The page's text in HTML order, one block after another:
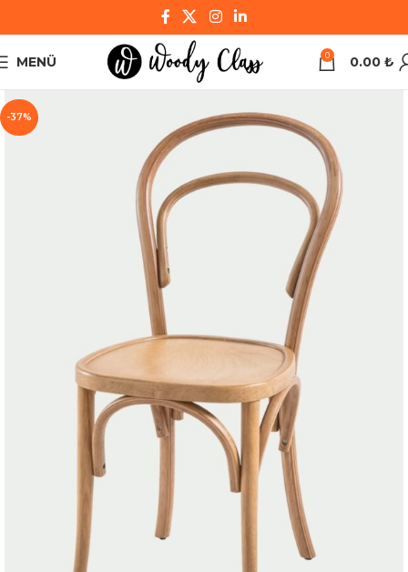
MENÜ 0 0.00 ₺
-37%